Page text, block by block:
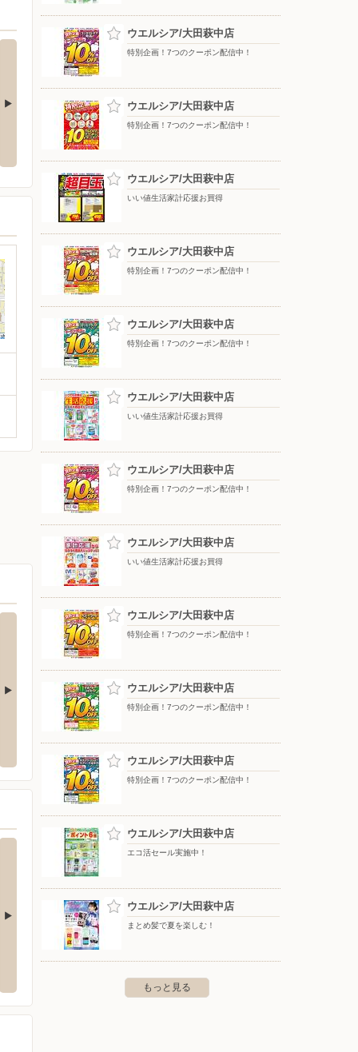
得
特別企画！7つのクーポン配信
中！
特別企画！7つのクーポン配信
大森駅ビルRaRa店
王2-1-5 大森駅ビルRaRa 1F
〒144-0051 東京都大田区西蒲田7-48-13 蒲谷ビル
店
8
ウエルシア/大田萩中店
特別企画！7つのクーポン配信中！
ウエルシア/大田萩中店
特別企画！7つのクーポン配信中！
ウエルシア/大田萩中店
いい値生活家計応援お買得
ウエルシア/大田萩中店
特別企画！7つのクーポン配信中！
ウエルシア/大田萩中店
特別企画！7つのクーポン配信中！
ウエルシア/大田萩中店
いい値生活家計応援お買得
ウエルシア/大田萩中店
特別企画！7つのクーポン配信中！
ウエルシア/大田萩中店
いい値生活家計応援お買得
ウエルシア/大田萩中店
特別企画！7つのクーポン配信中！
ウエルシア/大田萩中店
特別企画！7つのクーポン配信中！
ウエルシア/大田萩中店
特別企画！7つのクーポン配信中！
ウエルシア/大田萩中店
エコ活セール実施中！
ウエルシア/大田萩中店
まとめ髪で夏を楽しむ！
もっと見る